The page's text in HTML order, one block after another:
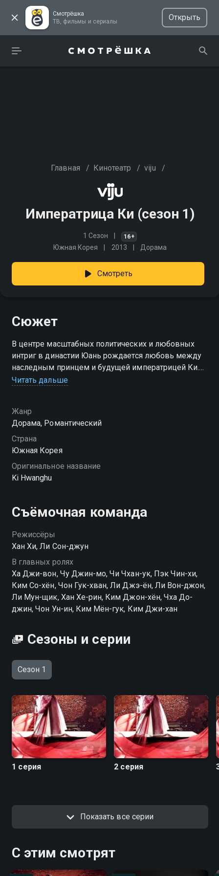
Смотрёшка
ТВ, фильмы и сериалы
Открыть
Главная / Кинотеатр / viju /
Императрица Ки (сезон 1)
1 Сезон 16+
Южная Корея 2013 Дорама
Смотреть
Сюжет
В центре масштабных политических и любовных
интриг в династии Юань рождается любовь между
наследным принцем и будущей императрицей Ки.
Бедная кореянка взойдёт на престол
Посмотреть онлайн 1 сезон сериала Императрица
Ки вы можете совершенно бесплатно в хорошем
HD качестве на Смотрёшке
Читать дальше
Жанр
Дорама, Романтический
Страна
Южная Корея
Оригинальное название
Ki Hwanghu
Съёмочная команда
Режиссёры
Хан Хи, Ли Сон-джун
В главных ролях
Ха Джи-вон, Чу Джин-мо, Чи Чхан-ук, Пэк Чин-хи,
Ким Со-хён, Чон Гук-хван, Ли Джэ-ён, Ли Вон-джон,
Ли Мун-щик, Хан Хе-рин, Ким Джон-хён, Чха До-
джин, Чон Ун-ин, Ким Мён-гук, Ким Джи-хан
Сезоны и серии
Сезон 1
1 серия 2 серия
Показать все серии
С этим смотрят